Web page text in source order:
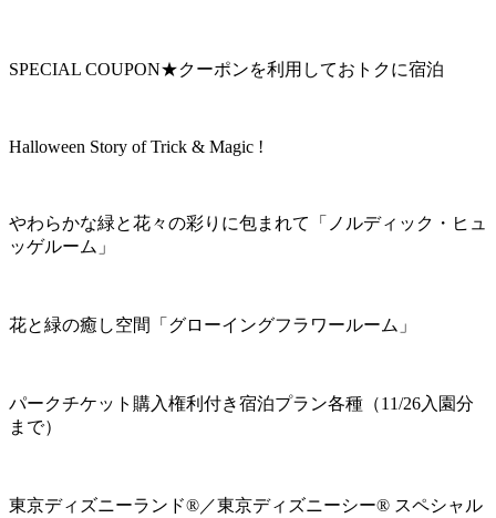
SPECIAL COUPON★クーポンを利用しておトクに宿泊
Halloween Story of Trick & Magic !
やわらかな緑と花々の彩りに包まれて「ノルディック・ヒュ
ッゲルーム」
花と緑の癒し空間「グローイングフラワールーム」
パークチケット購入権利付き宿泊プラン各種（11/26入園分
まで）
東京ディズニーランド®／東京ディズニーシー® スペシャル